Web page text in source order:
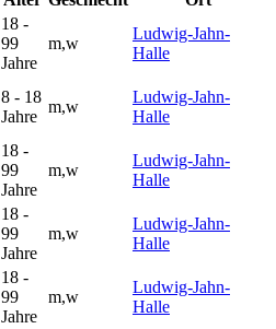
18 -
99
Jahre
m,w
Ludwig-Jahn-
Halle
8 - 18
Jahre
m,w
Ludwig-Jahn-
Halle
18 -
99
Jahre
m,w
Ludwig-Jahn-
Halle
18 -
99
Jahre
m,w
Ludwig-Jahn-
Halle
18 -
99
Jahre
m,w
Ludwig-Jahn-
Halle